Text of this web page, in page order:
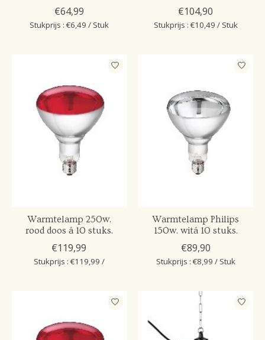
€64,99
Stukprijs : €6,49 / Stuk
€104,90
Stukprijs : €10,49 / Stuk
Warmtelamp 250w.
rood doos á 10 stuks.
€119,99
Stukprijs : €119,99 /
Warmtelamp Philips
150w. witá 10 stuks.
€89,90
Stukprijs : €8,99 / Stuk